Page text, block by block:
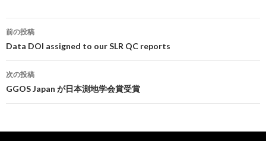
投
稿
ナ
ビ
ゲ
ー
前の投稿
Data DOI assigned to our SLR QC reports
次の投稿
GGOS Japan が日本測地学会賞受賞